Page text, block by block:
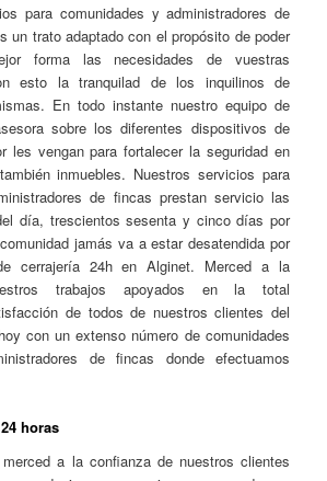
para comunidades y administradores de
un trato adaptado con el propósito de poder
forma las necesidades de vuestras
esto la tranquilad de los inquilinos de
En todo instante nuestro equipo de
sobre los diferentes dispositivos de
les vengan para fortalecer la seguridad en
inmuebles. Nuestros servicios para
de fincas prestan servicio las
día, trescientos sesenta y cinco días por
jamás va a estar desatendida por
cerrajería 24h en Alginet. Merced a la
trabajos apoyados en la total
de todos de nuestros clientes del
con un extenso número de comunidades
de fincas donde efectuamos
horas
a la confianza de nuestros clientes